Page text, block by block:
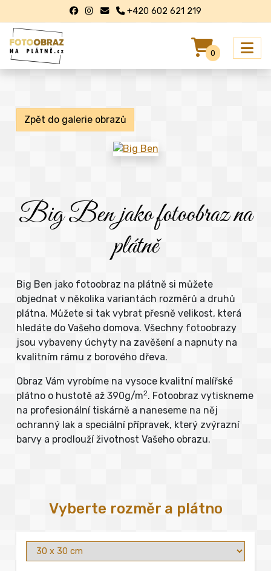
+420 602 621 219
0
Zpět do galerie obrazů
Big Ben jako fotoobraz na
plátně
Big Ben jako fotoobraz na plátně si můžete
objednat v několika variantách rozměrů a druhů
plátna. Můžete si tak vybrat přesně velikost, která
hledáte do Vašeho domova. Všechny fotoobrazy
jsou vybaveny úchyty na zavěšení a napnuty na
kvalitním rámu z borového dřeva.
Obraz Vám vyrobíme na vysoce kvalitní malířské
plátno o hustotě až 390g/m2. Fotoobraz vytiskneme
na profesionální tiskárně a naneseme na něj
ochranný lak a speciální přípravek, který zvýrazní
barvy a prodlouží životnost Vašeho obrazu.
Vyberte rozměr a plátno